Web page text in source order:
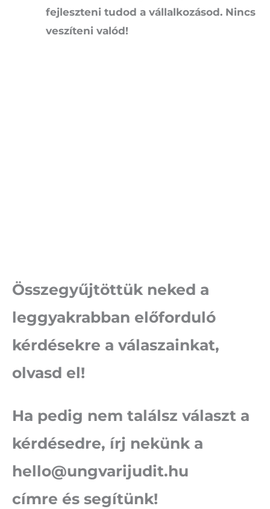
fejleszteni tudod a vállalkozásod. Nincs
veszíteni valód!
Összegyűjtöttük neked a
leggyakrabban előforduló
kérdésekre a válaszainkat,
olvasd el!
Ha pedig nem találsz választ a
kérdésedre, írj nekünk a
hello@ungvarijudit.hu
címre és segítünk!